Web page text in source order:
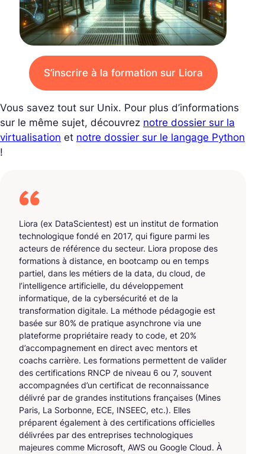
S’inscrire à la formation sur Liora
Vous savez tout sur Unix. Pour plus d’informations
sur le même sujet, découvrez notre dossier sur la
virtualisation et notre dossier sur le langage Python
!
Liora (ex DataScientest) est un institut de formation
technologique fondé en 2017, qui figure parmi les
acteurs de référence du secteur. Liora propose des
formations à distance, en bootcamp ou en temps
partiel, dans les métiers de la data, du cloud, de
l’intelligence artificielle, du développement
informatique, de la cybersécurité et de la
transformation digitale. La méthode pédagogie est
basée sur 80% de pratique asynchrone via une
plateforme propriétaire ready to code, et 20%
d’accompagnement en direct avec mentors et
coachs carrière. Les formations permettent de valider
des certifications RNCP de niveau 6 ou 7, souvent
accompagnées d’un certificat de reconnaissance
délivré par de grandes institutions françaises (Mines
Paris, La Sorbonne, ECE, INSEEC, etc.). Elles
préparent également à des certifications officielles
délivrées par des entreprises technologiques
majeures comme Microsoft, AWS ou Google Cloud. À